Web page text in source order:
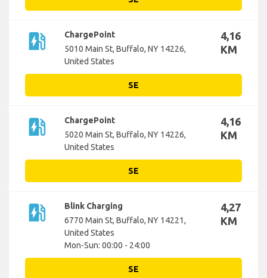
ev_station
ChargePoint
5010 Main St, Buffalo, NY 14226,
United States
4,16
KM
SE
ev_station
ChargePoint
5020 Main St, Buffalo, NY 14226,
United States
4,16
KM
SE
ev_station
Blink Charging
6770 Main St, Buffalo, NY 14221,
United States
Mon-Sun: 00:00 - 24:00
4,27
KM
SE